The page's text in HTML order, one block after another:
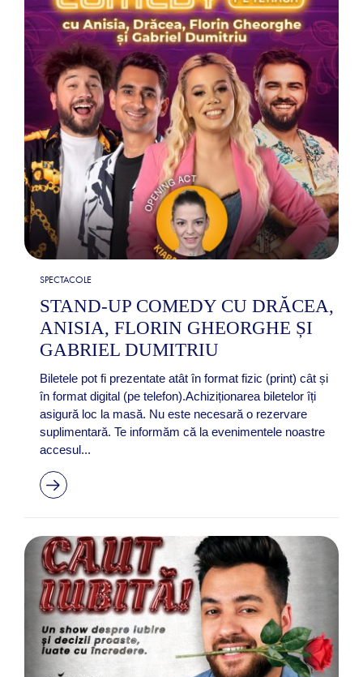
SPECTACOLE
STAND-UP COMEDY CU DRĂCEA,
ANISIA, FLORIN GHEORGHE ȘI
GABRIEL DUMITRIU
Biletele pot fi prezentate atât în format fizic (print) cât și
în format digital (pe telefon).Achiziționarea biletelor îți
asigură loc la masă. Nu este necesară o rezervare
suplimentară. Te informăm că la evenimentele noastre
accesul...